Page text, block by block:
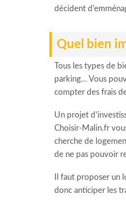
décident
Quel bien
Tous les types de
parking… Vous
compter des frais
Un projet
Choisir-Malin.fr
cherche de
de ne pas pouvoir
Il faut proposer un
donc anticiper les